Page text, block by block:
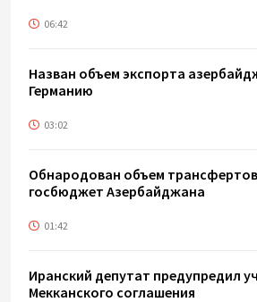
06:42
Назван объем экспорта
Германию
03:02
Обнародован объем
госбюджет Азербайджана
01:42
Иранский депутат предупредил
Мекканского соглашения